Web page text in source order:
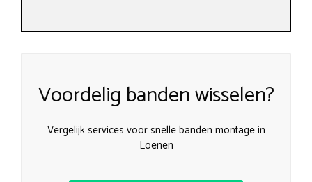
Voordelig banden wisselen?
Vergelijk services voor snelle banden montage in
Loenen